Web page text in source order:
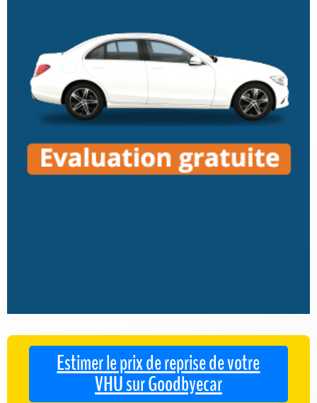
Estimer le prix de reprise de votre
VHU sur Goodbyecar